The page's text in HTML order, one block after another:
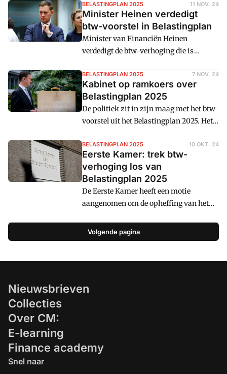
maar minister Heinen belooft op zoek te
gaan naar alternatieve dekking voor 1,2
miljard euro. Dat lijkt de angel eruit te
hebben gehaald.
BELASTINGPLAN 2025 11 NOV. 24
Minister Heinen verdedigt
btw-voorstel in Belastingplan
Minister van Financiën Heinen
verdedigt de btw-verhoging die is
De regeringspartijen doen er verder het
zwijgen toe, terwijl de oppositie de
minister van Financiën aanvalt over de
btw-wijziging.
BELASTINGPLAN 2025 7 NOV. 24
Kabinet op ramkoers over
Belastingplan 2025
De politiek zit in zijn maag met het btw-
voorstel uit het Belastingplan 2025. Het
gevolgen en de Eerste Kamer wil dat
behandelen in een eigen traject. Maar de
regering weigert. Morgen is er een debat
van de Tweede Kamercommissie
Financiën over de btw-plannen waarbij
minister Heinen aansluit.
BELASTINGPLAN 2025 10 OKT. 24
Eerste Kamer: trek btw-
verhoging los van
Belastingplan 2025
De Eerste Kamer heeft een motie
aangenomen om de opheffing van het
sport, media en logies los te trekken van
het Belastingplan 2025.
Volgende pagina
Nieuwsbrieven
Collecties
Over CM:
E-learning
Finance academy
Snel naar